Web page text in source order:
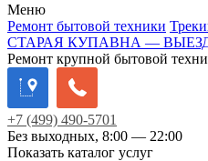
Меню
Ремонт бытовой техники
СТАРАЯ КУПАВНА —
Ремонт крупной бытовой
+7 (499) 490-5701
Без выходных, 8:00 — 22:00
Показать каталог услуг